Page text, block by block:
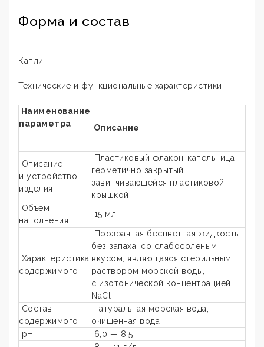
Форма и состав
Капли
Технические и функциональные характеристики:
Наименование
параметра
Описание
Описание
и устройство
изделия
Пластиковый флакон-капельница
герметично закрытый
завинчивающейся пластиковой
крышкой
Объем
наполнения
15 мл
Характеристика
содержимого
Прозрачная бесцветная жидкость
без запаха, со слабосоленым
вкусом, являющаяся стерильным
раствором морской воды,
с изотонической концентрацией
NaCl
Состав
содержимого
натуральная морская вода,
очищенная вода
pH
6,0 — 8,5